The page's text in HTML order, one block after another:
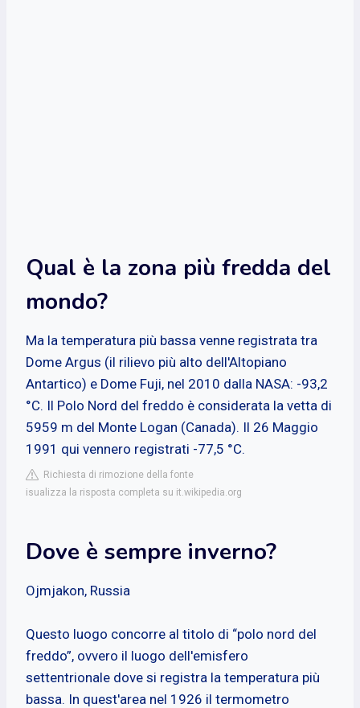
Qual è la zona più fredda del
mondo?
Ma la temperatura più bassa venne registrata tra
Dome Argus (il rilievo più alto dell'Altopiano
Antartico) e Dome Fuji, nel 2010 dalla NASA: -93,2
°C. Il Polo Nord del freddo è considerata la vetta di
5959 m del Monte Logan (Canada). Il 26 Maggio
1991 qui vennero registrati -77,5 °C.
Richiesta di rimozione della fonte
isualizza la risposta completa su it.wikipedia.org
Dove è sempre inverno?
Ojmjakon, Russia
Questo luogo concorre al titolo di “polo nord del
freddo”, ovvero il luogo dell'emisfero
settentrionale dove si registra la temperatura più
bassa. In quest'area nel 1926 il termometro